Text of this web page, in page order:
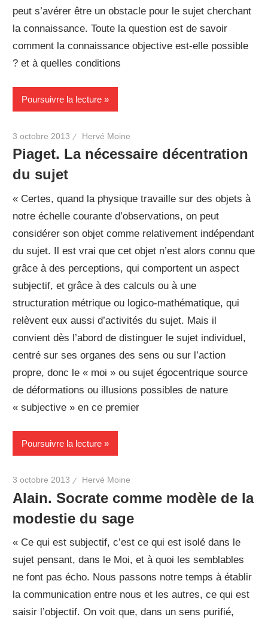
peut s’avérer être un obstacle pour le sujet cherchant
la connaissance. Toute la question est de savoir
comment la connaissance objective est-elle possible
? et à quelles conditions
Poursuivre la lecture
3 octobre 2013 Hervé Moine
Piaget. La nécessaire décentration
du sujet
« Certes, quand la physique travaille sur des objets à
notre échelle courante d’observations, on peut
considérer son objet comme relativement indépendant
du sujet. Il est vrai que cet objet n’est alors connu que
grâce à des perceptions, qui comportent un aspect
subjectif, et grâce à des calculs ou à une
structuration métrique ou logico-mathématique, qui
relèvent eux aussi d’activités du sujet. Mais il
convient dès l’abord de distinguer le sujet individuel,
centré sur ses organes des sens ou sur l’action
propre, donc le « moi » ou sujet égocentrique source
de déformations ou illusions possibles de nature
« subjective » en ce premier
Poursuivre la lecture
3 octobre 2013 Hervé Moine
Alain. Socrate comme modèle de la
modestie du sage
« Ce qui est subjectif, c’est ce qui est isolé dans le
sujet pensant, dans le Moi, et à quoi les semblables
ne font pas écho. Nous passons notre temps à établir
la communication entre nous et les autres, ce qui est
saisir l’objectif. On voit que, dans un sens purifié,